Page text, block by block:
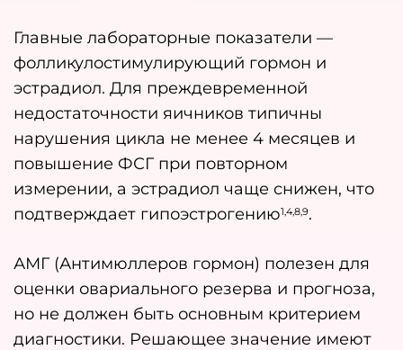
Главные лабораторные показатели —
фолликулостимулирующий гормон и
эстрадиол. Для преждевременной
недостаточности яичников типичны
нарушения цикла не менее 4 месяцев и
повышение ФСГ при повторном
измерении, а эстрадиол чаще снижен, что
подтверждает гипоэстрогению1,4,8,9.
АМГ (Антимюллеров гормон) полезен для
оценки овариального резерва и прогноза,
но не должен быть основным критерием
диагностики. Решающее значение имеют